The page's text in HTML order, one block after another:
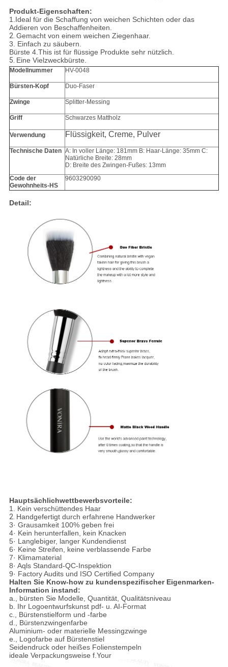
Produkt-Eigenschaften:
1.Ideal für die Schaffung von weichen Schichten oder das
Addieren von Beschaffenheiten.
2. Gemacht von einem weichen Ziegenhaar.
3. Einfach zu säubern.
Bürste 4.This ist für flüssige Produkte sehr nützlich.
5. Eine Vielzweckbürste.
Modellnummer HV-0048
Bürsten-Kopf Duo-Faser
Zwinge Splitter-Messing
Griff Schwarzes Mattholz
Verwendung Flüssigkeit, Creme, Pulver
Technische Daten A: In voller Länge: 181mm B: Haar-Länge: 35mm C:
Natürliche Breite: 28mm
D: Breite des Zwingen-Fußes: 13mm
Code der
Gewohnheits-HS
9603290090
Detail:
Hauptsächlichwettbewerbsvorteile:
1. Kein verschüttendes Haar
2. Handgefertigt durch erfahrene Handwerker
3· Grausamkeit 100% geben frei
4· Kein herunterfallen, kein Knacken
5· Langlebiger, langer Kundendienst
6· Keine Streifen, keine verblassende Farbe
7· Klimamaterial
8· Aqls Standard-QC-Inspektion
9· Factory Audits und ISO Certified Company
Halten Sie Know-how zu kundenspezifischer Eigenmarken-
Information instand:
a., bürsten Sie Modelle, Quantität, Qualitätsniveau
b. Ihr Logoentwurfskunst pdf- u. AI-Format
c., Bürstenstielform und -farbe
d., Bürstenzwingenfarbe
Aluminium- oder materielle Messingzwinge
e., Logofarbe auf Bürstenstiel
Seidendruck oder heißes Folienstempeln
ideale Verpackungsweise f.Your